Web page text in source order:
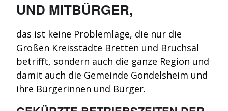
UND MITBÜRGER,
das ist keine Problemlage, die nur die
Großen Kreisstädte Bretten und Bruchsal
betrifft, sondern auch die ganze Region und
damit auch die Gemeinde Gondelsheim und
ihre Bürgerinnen und Bürger.